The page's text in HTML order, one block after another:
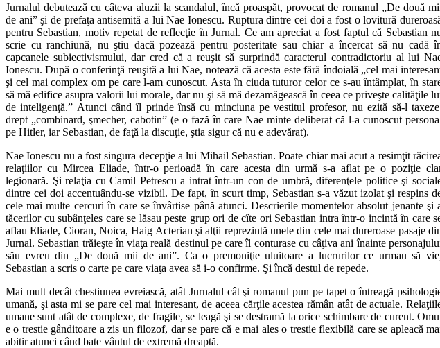
Jurnalul debutează cu câteva aluzii la scandalul, încă proaspăt, provocat de romanul „De două
de ani” şi de prefaţa antisemită a lui Nae Ionescu. Ruptura dintre cei doi a fost o lovitură
pentru Sebastian, motiv repetat de reflecţie în Jurnal. Ce am apreciat a fost faptul că Sebastian
scrie cu ranchiună, nu ştiu dacă pozează pentru posteritate sau chiar a încercat să nu cadă
capcanele subiectivismului, dar cred că a reuşit să surprindă caracterul contradictoriu al lui
Ionescu. După o conferinţă reuşită a lui Nae, notează că acesta este fără îndoială „cel mai
şi cel mai complex om pe care l-am cunoscut. Asta în ciuda tuturor celor ce s-au întâmplat, în
să mă edifice asupra valorii lui morale, dar nu şi să mă dezamăgească în ceea ce priveşte calităţile
de inteligenţă.” Atunci când îl prinde însă cu minciuna pe vestitul profesor, nu ezită să-l taxeze
drept „combinard, şmecher, cabotin” (e o fază în care Nae minte deliberat că l-a cunoscut
pe Hitler, iar Sebastian, de faţă la discuţie, ştia sigur că nu e adevărat).
Nae Ionescu nu a fost singura decepţie a lui Mihail Sebastian. Poate chiar mai acut a resimţit
relaţiilor cu Mircea Eliade, într-o perioadă în care acesta din urmă s-a aflat pe o poziţie
legionară. Şi relaţia cu Camil Petrescu a intrat într-un con de umbră, diferenţele politice şi
dintre cei doi accentuându-se vizibil. De fapt, în scurt timp, Sebastian s-a văzut izolat şi respins
cele mai multe cercuri în care se învârtise până atunci. Descrierile momentelor absolut jenante şi
tăcerilor cu subânţeles care se lăsau peste grup ori de cîte ori Sebastian intra într-o incintă în care
aflau Eliade, Cioran, Noica, Haig Acterian şi alţii reprezintă unele din cele mai dureroase pasaje
Jurnal. Sebastian trăieşte în viaţa reală destinul pe care îl conturase cu câţiva ani înainte
său evreu din „De două mii de ani”. Ca o premoniţie uluitoare a lucrurilor ce urmau să
Sebastian a scris o carte pe care viaţa avea să i-o confirme. Şi încă destul de repede.
Mai mult decât chestiunea evreiască, atât Jurnalul cât şi romanul pun pe tapet o întreagă
umană, şi asta mi se pare cel mai interesant, de aceea cărţile acestea rămân atât de actuale.
umane sunt atât de complexe, de fragile, se leagă şi se destramă la orice schimbare de curent.
e o trestie gânditoare a zis un filozof, dar se pare că e mai ales o trestie flexibilă care se apleacă
abitir atunci când bate vântul de extremă dreaptă.